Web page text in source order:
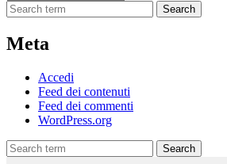
Search
Meta
Accedi
Feed dei contenuti
Feed dei commenti
WordPress.org
Search